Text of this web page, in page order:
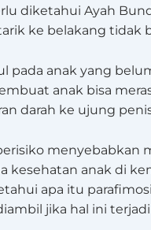
diketahui Ayah
ke belakang tidak
pada anak yang
anak bisa
darah ke ujung
menyebabkan
kesehatan anak di
apa itu
jika hal ini